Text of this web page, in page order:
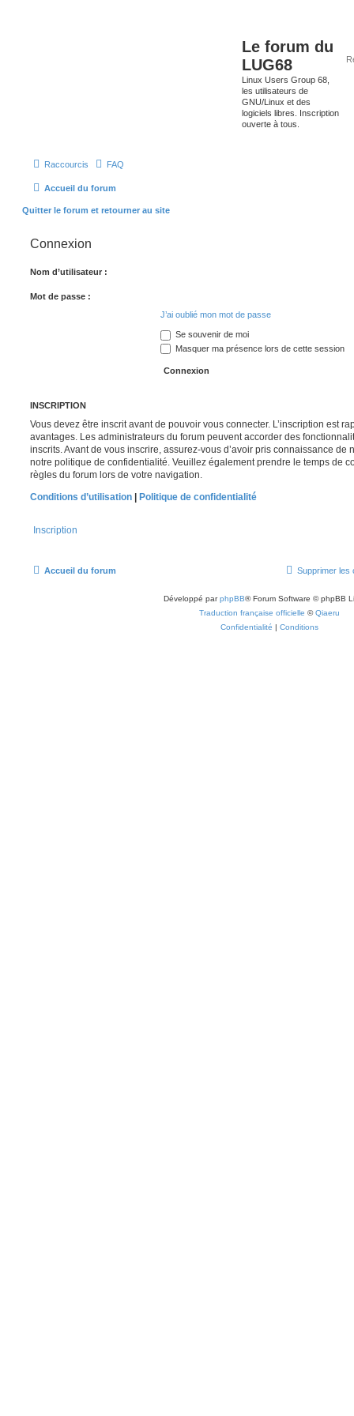
Le forum du
LUG68
Linux Users Group 68,
les utilisateurs de
GNU/Linux et des
logiciels libres. Inscription
ouverte à tous.
Raccourcis FAQ
Accueil du forum
Quitter le forum et retourner au site
Connexion
Nom d’utilisateur :
Mot de passe :
J’ai oublié mon mot de passe
Se souvenir de moi
Masquer ma présence lors de cette session
INSCRIPTION
Vous devez être inscrit avant de pouvoir vous connecter. L’inscription est
avantages. Les administrateurs du forum peuvent accorder des
inscrits. Avant de vous inscrire, assurez-vous d’avoir pris connaissance de
notre politique de confidentialité. Veuillez également prendre le temps de
règles du forum lors de votre navigation.
Conditions d’utilisation | Politique de confidentialité
Inscription
Accueil du forum Supprimer les
Développé parphpBB® Forum Software © phpBB
Traduction française officielle ©Qiaeru
Confidentialité | Conditions